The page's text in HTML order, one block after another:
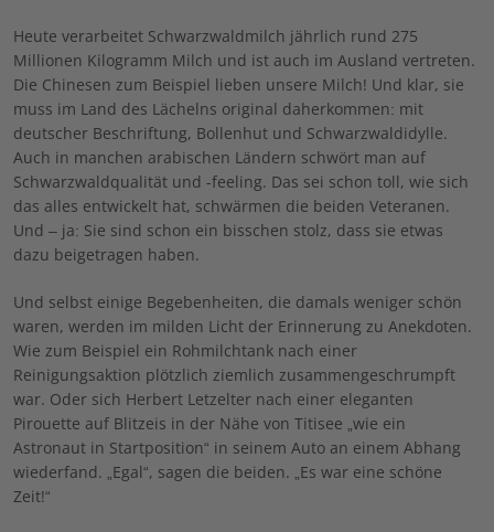
Heute verarbeitet Schwarzwaldmilch jährlich rund 275
Millionen Kilogramm Milch und ist auch im Ausland vertreten.
Die Chinesen zum Beispiel lieben unsere Milch! Und klar, sie
muss im Land des Lächelns original daherkommen: mit
deutscher Beschriftung, Bollenhut und Schwarzwaldidylle.
Auch in manchen arabischen Ländern schwört man auf
Schwarzwaldqualität und -feeling. Das sei schon toll, wie sich
das alles entwickelt hat, schwärmen die beiden Veteranen.
Und – ja: Sie sind schon ein bisschen stolz, dass sie etwas
dazu beigetragen haben.
Und selbst einige Begebenheiten, die damals weniger schön
waren, werden im milden Licht der Erinnerung zu Anekdoten.
Wie zum Beispiel ein Rohmilchtank nach einer
Reinigungsaktion plötzlich ziemlich zusammengeschrumpft
war. Oder sich Herbert Letzelter nach einer eleganten
Pirouette auf Blitzeis in der Nähe von Titisee „wie ein
Astronaut in Startposition“ in seinem Auto an einem Abhang
wiederfand. „Egal“, sagen die beiden. „Es war eine schöne
Zeit!“